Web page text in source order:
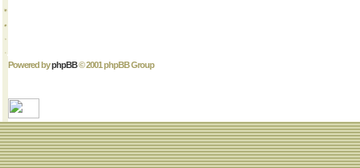
Powered byphpBB© 2001 phpBB Group